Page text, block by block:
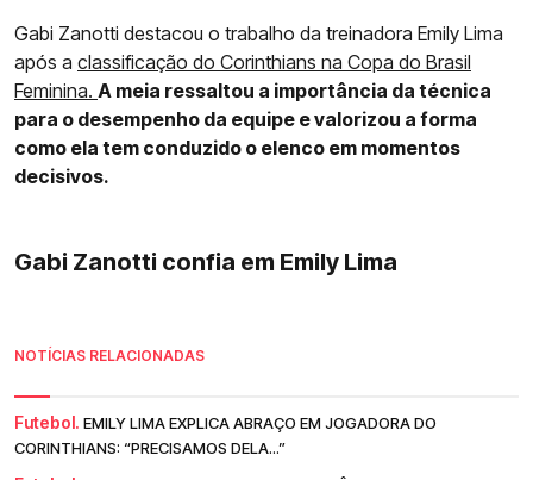
Gabi Zanotti destacou o trabalho da treinadora Emily Lima
após a classificação do Corinthians na Copa do Brasil
Feminina. A meia ressaltou a importância da técnica
para o desempenho da equipe e valorizou a forma
como ela tem conduzido o elenco em momentos
decisivos.
Gabi Zanotti confia em Emily Lima
NOTÍCIAS RELACIONADAS
Futebol. EMILY LIMA EXPLICA ABRAÇO EM JOGADORA DO
CORINTHIANS: “PRECISAMOS DELA...”